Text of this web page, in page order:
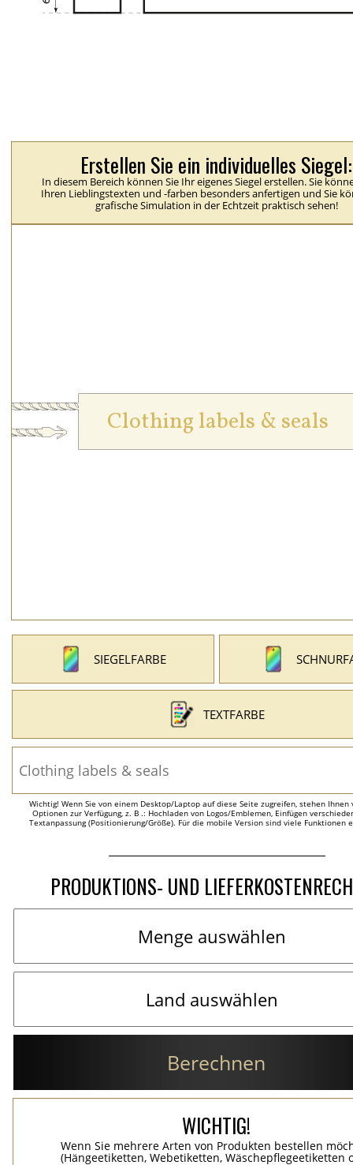
Erstellen Sie ein individuelles Siegel:
In diesem Bereich können Sie Ihr eigenes Siegel erstellen. Sie
Ihren Lieblingstexten und -farben besonders anfertigen und Sie
grafische Simulation in der Echtzeit praktisch sehen!
SIEGELFARBE
TEXTFARBE
Wichtig! Wenn Sie von einem Desktop/Laptop auf diese Seite zugreifen, stehen Ihnen
Optionen zur Verfügung, z. B .: Hochladen von Logos/Emblemen, Einfügen
Textanpassung (Positionierung/Größe). Für die mobile Version sind viele Funktionen
PRODUKTIONS- UND
Berechnen
WICHTIG!
Wenn Sie mehrere Arten von Produkten bestellen
(Hängeetiketten, Webetiketten, Wäschepflegeetiketten